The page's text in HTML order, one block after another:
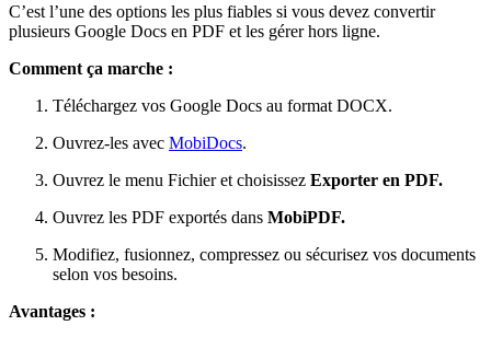
C’est l’une des options les plus fiables si vous devez convertir
plusieurs Google Docs en PDF et les gérer hors ligne.
Comment ça marche :
Téléchargez vos Google Docs au format DOCX.
Ouvrez-les avec MobiDocs.
Ouvrez le menu Fichier et choisissez Exporter en PDF.
Ouvrez les PDF exportés dans MobiPDF.
Modifiez, fusionnez, compressez ou sécurisez vos documents
selon vos besoins.
Avantages :